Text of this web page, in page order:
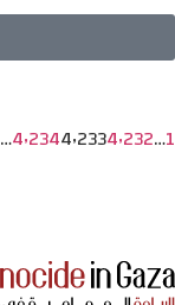
1
…4٬2324٬2334٬234…